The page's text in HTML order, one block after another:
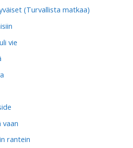
(Turvallista matkaa)
vie
vaan
rantein